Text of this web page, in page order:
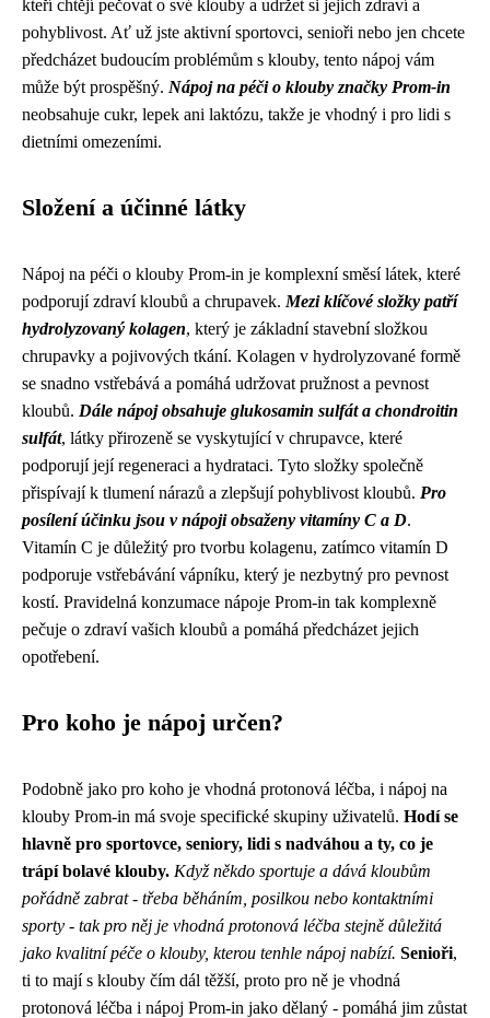
kteří chtějí pečovat o své klouby a udržet si jejich zdraví a
pohyblivost. Ať už jste aktivní sportovci, senioři nebo jen chcete
předcházet budoucím problémům s klouby, tento nápoj vám
může být prospěšný. Nápoj na péči o klouby značky Prom-in
neobsahuje cukr, lepek ani laktózu, takže je vhodný i pro lidi s
dietními omezeními.
Složení a účinné látky
Nápoj na péči o klouby Prom-in je komplexní směsí látek, které
podporují zdraví kloubů a chrupavek. Mezi klíčové složky patří
hydrolyzovaný kolagen, který je základní stavební složkou
chrupavky a pojivových tkání. Kolagen v hydrolyzované formě
se snadno vstřebává a pomáhá udržovat pružnost a pevnost
kloubů. Dále nápoj obsahuje glukosamin sulfát a chondroitin
sulfát, látky přirozeně se vyskytující v chrupavce, které
podporují její regeneraci a hydrataci. Tyto složky společně
přispívají k tlumení nárazů a zlepšují pohyblivost kloubů. Pro
posílení účinku jsou v nápoji obsaženy vitamíny C a D.
Vitamín C je důležitý pro tvorbu kolagenu, zatímco vitamín D
podporuje vstřebávání vápníku, který je nezbytný pro pevnost
kostí. Pravidelná konzumace nápoje Prom-in tak komplexně
pečuje o zdraví vašich kloubů a pomáhá předcházet jejich
opotřebení.
Pro koho je nápoj určen?
Podobně jako pro koho je vhodná protonová léčba, i nápoj na
klouby Prom-in má svoje specifické skupiny uživatelů. Hodí se
hlavně pro sportovce, seniory, lidi s nadváhou a ty, co je
trápí bolavé klouby. Když někdo sportuje a dává kloubům
pořádně zabrat - třeba běháním, posilkou nebo kontaktními
sporty - tak pro něj je vhodná protonová léčba stejně důležitá
jako kvalitní péče o klouby, kterou tenhle nápoj nabízí. Senioři,
ti to mají s klouby čím dál těžší, proto pro ně je vhodná
protonová léčba i nápoj Prom-in jako dělaný - pomáhá jim zůstat